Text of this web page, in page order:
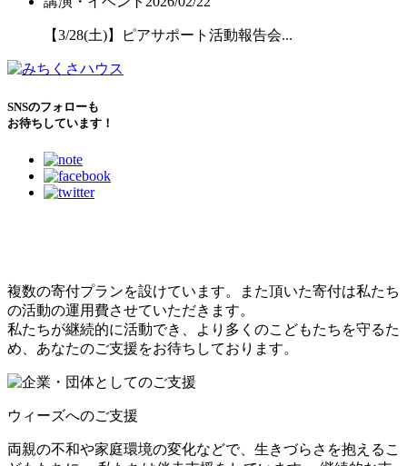
【3/28(土)】ピアサポート活動報告会...
SNSのフォローも
お待ちしています！
複数の寄付プランを設けています。また頂いた寄付は私たち
の活動の運用費させていただきます。
私たちが継続的に活動でき、より多くのこどもたちを守るた
め、あなたのご支援をお待ちしております。
ウィーズへのご支援
両親の不和や家庭環境の変化などで、生きづらさを抱えるこ